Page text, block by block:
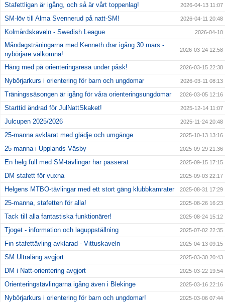
Stafettligan är igång, och så är vårt toppenlag! 2026-04-13 11:07
SM-löv till Alma Svennerud på natt-SM! 2026-04-11 20:48
Kolmårdskaveln - Swedish League 2026-04-10
Måndagsträningarna med Kenneth drar igång 30 mars -
nybörjare välkomna!
2026-03-24 12:58
Häng med på orienteringsresa under påsk! 2026-03-15 22:38
Nybörjarkurs i orientering för barn och ungdomar 2026-03-11 08:13
Träningssäsongen är igång för våra orienteringsungdomar 2026-03-05 12:16
Starttid ändrad för JulNattSkaket! 2025-12-14 11:07
Julcupen 2025/2026 2025-11-24 20:48
25-manna avklarat med glädje och umgänge 2025-10-13 13:16
25-manna i Upplands Väsby 2025-09-29 21:36
En helg full med SM-tävlingar har passerat 2025-09-15 17:15
DM stafett för vuxna 2025-09-03 22:17
Helgens MTBO-tävlingar med ett stort gäng klubbkamrater 2025-08-31 17:29
25-manna, stafetten för alla! 2025-08-26 16:23
Tack till alla fantastiska funktionärer! 2025-08-24 15:12
Tjoget - information och laguppställning 2025-07-02 22:35
Fin stafettävling avklarad - Vittuskaveln 2025-04-13 09:15
SM Ultralång avgjort 2025-03-30 20:43
DM i Natt-orientering avgjort 2025-03-22 19:54
Orienteringstävlingarna igång även i Blekinge 2025-03-16 22:16
Nybörjarkurs i orientering för barn och ungdomar! 2025-03-06 07:44